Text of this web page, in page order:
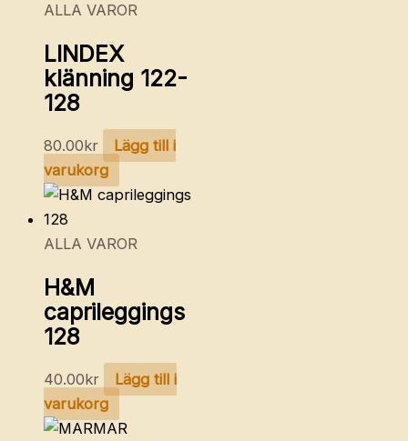
ALLA VAROR
LINDEX
klänning 122-
128
80.00kr
Lägg till i
varukorg
ALLA VAROR
H&M
caprileggings
128
40.00kr
Lägg till i
varukorg